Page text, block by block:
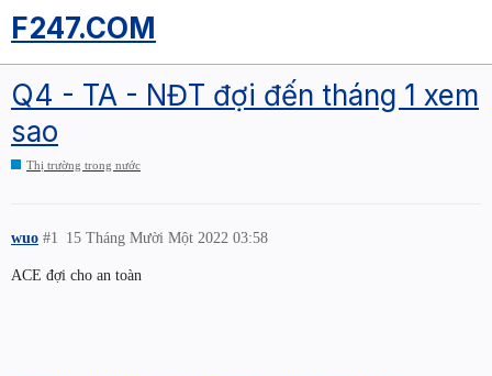
F247.COM
Q4 - TA - NĐT đợi đến tháng 1 xem
sao
Thị trường trong nước
wuo 15 Tháng Mười Một 2022 03:58
#1
ACE đợi cho an toàn